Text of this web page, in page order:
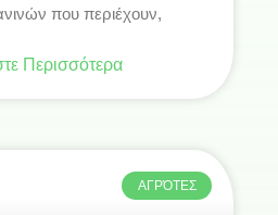
που περιέχουν,
Περισσότερα
ΑΓΡΌΤΕΣ